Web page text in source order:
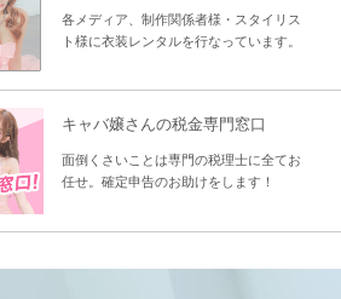
各メディア、制作関係者様・スタイリス
ト様に衣装レンタルを行なっています。
キャバ嬢さんの税金専門窓口
面倒くさいことは専門の税理士に全てお
任せ。確定申告のお助けをします！